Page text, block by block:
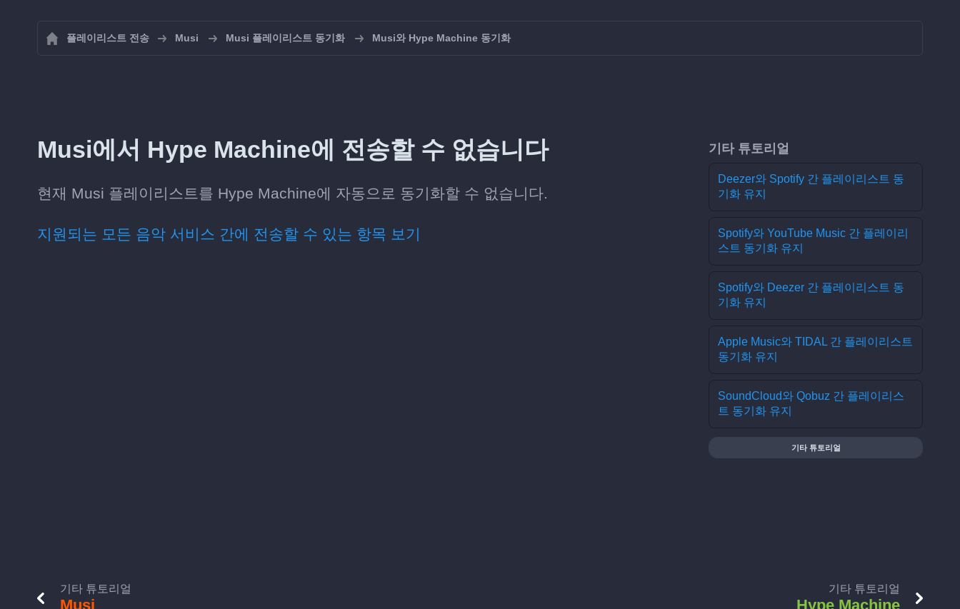
플레이리스트 전송 Musi Musi 플레이리스트 동기화 Musi와 Hype Machine 동기화
Musi에서 Hype Machine에 전송할 수 없습니다
현재 Musi 플레이리스트를 Hype Machine에 자동으로 동기화할 수 없습니다.
지원되는 모든 음악 서비스 간에 전송할 수 있는 항목 보기
기타 튜토리얼
Deezer와 Spotify 간 플레이리스트 동
기화 유지
Spotify와 YouTube Music 간 플레이리
스트 동기화 유지
Spotify와 Deezer 간 플레이리스트 동
기화 유지
Apple Music와 TIDAL 간 플레이리스트
동기화 유지
SoundCloud와 Qobuz 간 플레이리스
트 동기화 유지
기타 튜토리얼
기타 튜토리얼
Musi
기타 튜토리얼
Hype Machine